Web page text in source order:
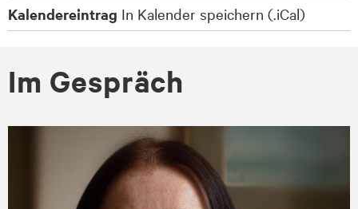
Kalendereintrag In Kalender speichern (.iCal)
Im Gespräch